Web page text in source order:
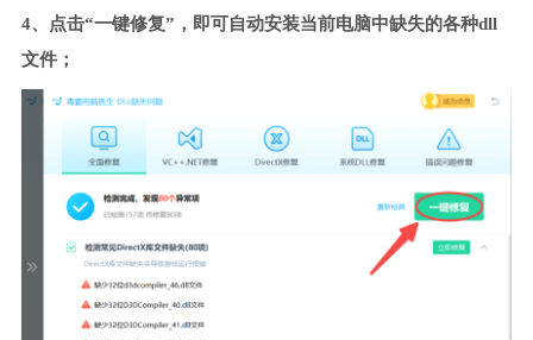
4、点击“一键修复”，即可自动安装当前电脑中缺失的各种dll
文件；